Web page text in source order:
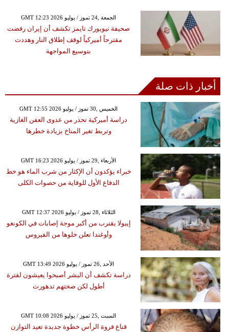
GMT 12:23 2026 الجمعة ,24 تموز / يوليو
صحيفة نيويورك تايمز تكشف أن إيران رفضت
مقترحاً أميركياً لوقف إطلاق النار وهددت
بتوسيع المواجهة
أخبار ذات صلة
GMT 12:55 2026 الخميس ,30 تموز / يوليو
دراسة أميركية تحذر من عدوى العفن الغازية
وتربط تغير المناخ بزيادة خطرها
GMT 16:23 2026 الأربعاء ,29 تموز / يوليو
خبراء يؤكدون أن الإكثار من شرب الماء هو خط
الدفاع الأول للوقاية من حصوات الكلى
GMT 12:37 2026 الثلاثاء ,28 تموز / يوليو
إيبولا يقترب من أكبر موجة إصابات في الكونغو
وأوغندا تعلن خلوها من الفيروس
GMT 13:49 2026 الأحد ,26 تموز / يوليو
دراسة تكشف أن البشر أصبحوا يعيشون لفترة
أطول لكن صحتهم تدهورت
GMT 10:08 2026 السبت ,25 تموز / يوليو
قناع فروة الرأس خطوة جديدة تعيد التوازن